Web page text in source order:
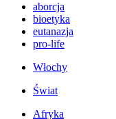
aborcja
bioetyka
eutanazja
pro-life
Włochy
Świat
Afryka